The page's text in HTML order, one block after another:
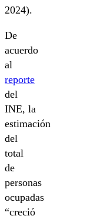
2024).
De
acuerdo
al
reporte
del
INE, la
estimación
del
total
de
personas
ocupadas
“creció